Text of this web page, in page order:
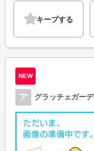
キープする
NEW
ア グラッチェガー